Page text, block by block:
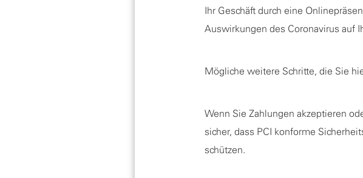
Ihr Geschäft durch eine
Auswirkungen des Coronavirus auf
Mögliche weitere Schritte, die Sie
Wenn Sie Zahlungen akzeptieren
sicher, dass PCI konforme
schützen.